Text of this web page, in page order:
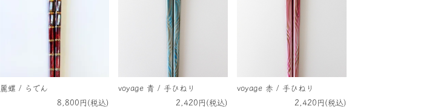
麗螺 / らでん
8,800円(税込)
voyage 青 / 手ひねり
2,420円(税込)
voyage 赤 / 手ひねり
2,420円(税込)